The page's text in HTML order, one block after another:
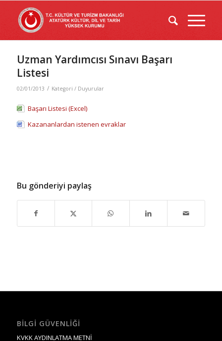
Uzman Yardımcısı Sınavı Başarı
Listesi
02/01/2013 / Kategori / Duyurular
Başarı Listesi (Excel)
Kazananlardan istenen evraklar
Bu gönderiyi paylaş
BILGI GÜVENLIĞI
KVKK AYDINLATMA METNİ